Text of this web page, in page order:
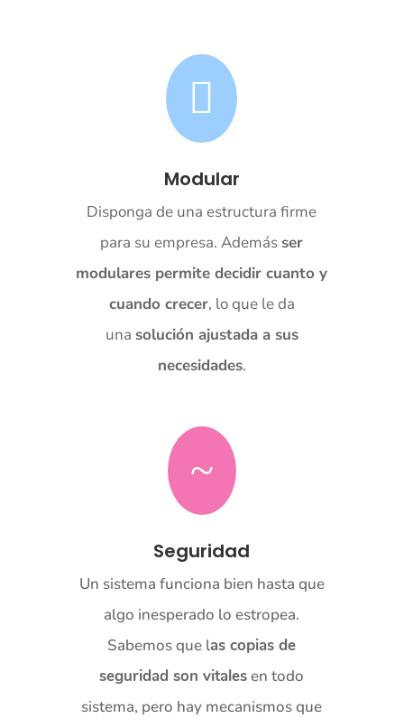

Modular
Disponga de una estructura firme
para su empresa. Además ser
modulares permite decidir cuanto y
cuando crecer, lo que le da
una solución ajustada a sus
necesidades.
~
Seguridad
Un sistema funciona bien hasta que
algo inesperado lo estropea.
Sabemos que las copias de
seguridad son vitalesen todo
sistema, pero hay mecanismos que